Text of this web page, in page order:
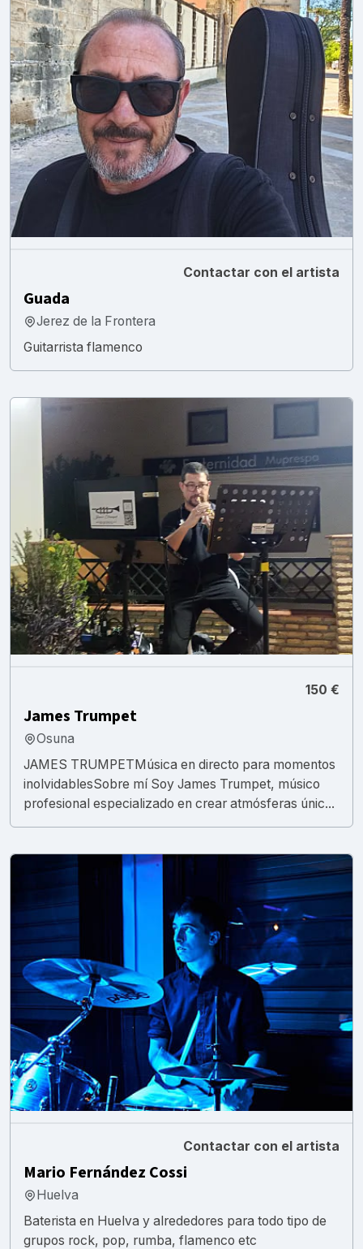
Contactar con el artista
Guada
Jerez de la Frontera
Guitarrista flamenco
150 €
James Trumpet
Osuna
JAMES TRUMPET ​Música en directo para momentos
inolvidables ​Sobre mí Soy James Trumpet, músico
profesional especializado en crear atmósferas únic...
Contactar con el artista
Mario Fernández Cossi
Huelva
Baterista en Huelva y alrededores para todo tipo de
grupos rock, pop, rumba, flamenco etc